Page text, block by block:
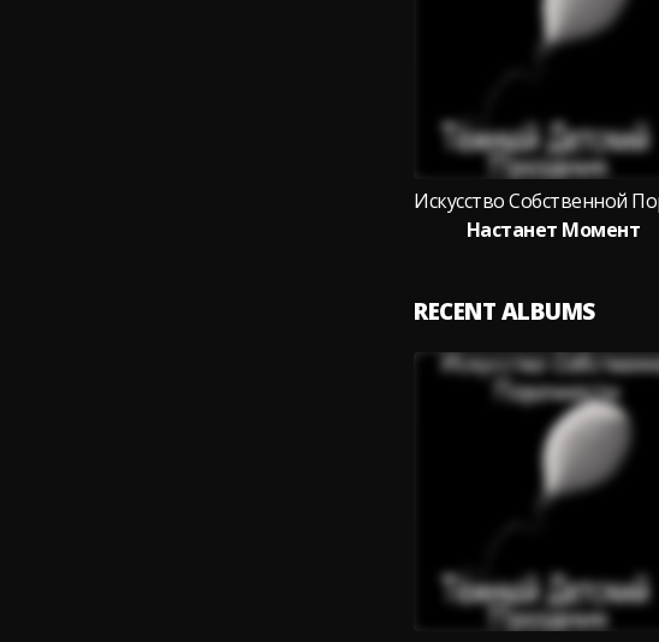
Настанет Момент
RECENT ALBUMS